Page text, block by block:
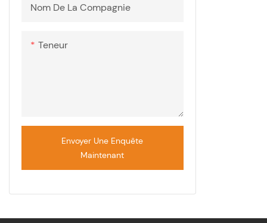
Nom De La Compagnie
Teneur
Envoyer Une Enquête
Maintenant